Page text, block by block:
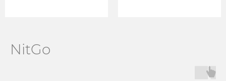
NitGo